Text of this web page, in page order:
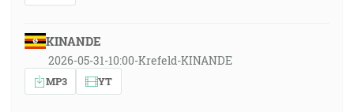
KINANDE
2026-05-31-10:00-Krefeld-KINANDE
MP3 YT